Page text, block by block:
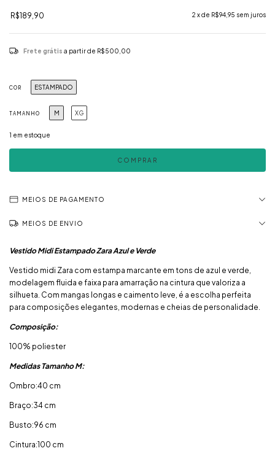
R$189,90 2 x de R$94,95 sem juros
Frete grátis a partir de R$500,00
COR ESTAMPADO
TAMANHO M XG
1 em estoque
MEIOS DE PAGAMENTO
MEIOS DE ENVIO
Vestido Midi Estampado Zara Azul e Verde
Vestido midi Zara com estampa marcante em tons de azul e verde,
modelagem fluida e faixa para amarração na cintura que valoriza a
silhueta. Com mangas longas e caimento leve, é a escolha perfeita
para composições elegantes, modernas e cheias de personalidade.
Composição:
100% poliester
Medidas Tamanho M:
Ombro:40 cm
Braço:34 cm
Busto:96 cm
Cintura:100 cm